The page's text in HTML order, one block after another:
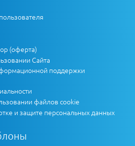
(оферта)
Сайта
поддержки
файлов cookie
и защите персональных данных